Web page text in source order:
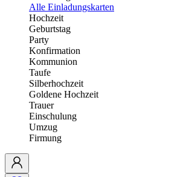
Alle Einladungskarten
Hochzeit
Geburtstag
Party
Konfirmation
Kommunion
Taufe
Silberhochzeit
Goldene Hochzeit
Trauer
Einschulung
Umzug
Firmung